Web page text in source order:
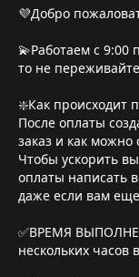
💜Добро
💫Работаем с
то не
❇️Как происходит
После оплаты
заказ и как
Чтобы ускорить
оплаты написать
даже если вам
✅ВРЕМЯ
нескольких часов